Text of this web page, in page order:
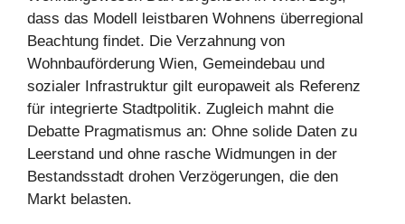
dass das Modell leistbaren Wohnens überregional
Beachtung findet. Die Verzahnung von
Wohnbauförderung Wien, Gemeindebau und
sozialer Infrastruktur gilt europaweit als Referenz
für integrierte Stadtpolitik. Zugleich mahnt die
Debatte Pragmatismus an: Ohne solide Daten zu
Leerstand und ohne rasche Widmungen in der
Bestandsstadt drohen Verzögerungen, die den
Markt belasten.